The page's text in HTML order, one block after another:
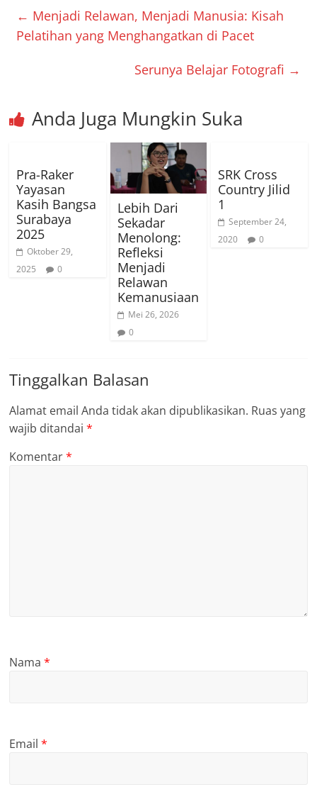
← Menjadi Relawan, Menjadi Manusia: Kisah
Pelatihan yang Menghangatkan di Pacet
Serunya Belajar Fotografi →
Anda Juga Mungkin Suka
Pra-Raker
Yayasan
Kasih Bangsa
Surabaya
2025
Oktober 29,
2025
0
Lebih Dari
Sekadar
Menolong:
Refleksi
Menjadi
Relawan
Kemanusiaan
Mei 26, 2026
0
SRK Cross
Country Jilid
1
September 24,
2020
0
Tinggalkan Balasan
Alamat email Anda tidak akan dipublikasikan. Ruas yang
wajib ditandai*
Komentar*
Nama*
Email*